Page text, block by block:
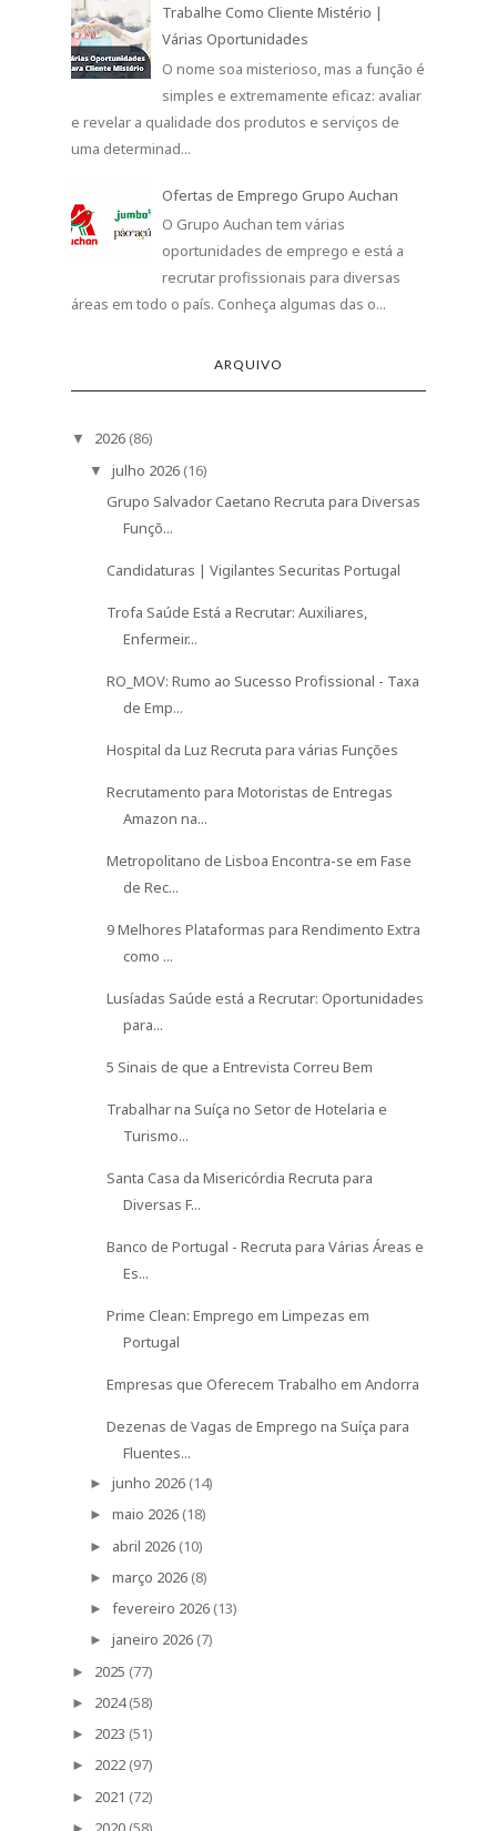
Trabalhe Como Cliente Mistério |
Várias Oportunidades
O nome soa misterioso, mas a função é
simples e extremamente eficaz: avaliar
e revelar a qualidade dos produtos e serviços de
uma determinad...
Ofertas de Emprego Grupo Auchan
O Grupo Auchan tem várias
oportunidades de emprego e está a
recrutar profissionais para diversas
áreas em todo o país. Conheça algumas das o...
ARQUIVO
▼ 2026 (86)
▼ julho 2026 (16)
Grupo Salvador Caetano Recruta para Diversas
Funçõ...
Candidaturas | Vigilantes Securitas Portugal
Trofa Saúde Está a Recrutar: Auxiliares,
Enfermeir...
RO_MOV: Rumo ao Sucesso Profissional - Taxa
de Emp...
Hospital da Luz Recruta para várias Funções
Recrutamento para Motoristas de Entregas
Amazon na...
Metropolitano de Lisboa Encontra-se em Fase
de Rec...
9 Melhores Plataformas para Rendimento Extra
como ...
Lusíadas Saúde está a Recrutar: Oportunidades
para...
5 Sinais de que a Entrevista Correu Bem
Trabalhar na Suíça no Setor de Hotelaria e
Turismo...
Santa Casa da Misericórdia Recruta para
Diversas F...
Banco de Portugal - Recruta para Várias Áreas e
Es...
Prime Clean: Emprego em Limpezas em
Portugal
Empresas que Oferecem Trabalho em Andorra
Dezenas de Vagas de Emprego na Suíça para
Fluentes...
► junho 2026 (14)
► maio 2026 (18)
► abril 2026 (10)
► março 2026 (8)
► fevereiro 2026 (13)
► janeiro 2026 (7)
► 2025 (77)
► 2024 (58)
► 2023 (51)
► 2022 (97)
► 2021 (72)